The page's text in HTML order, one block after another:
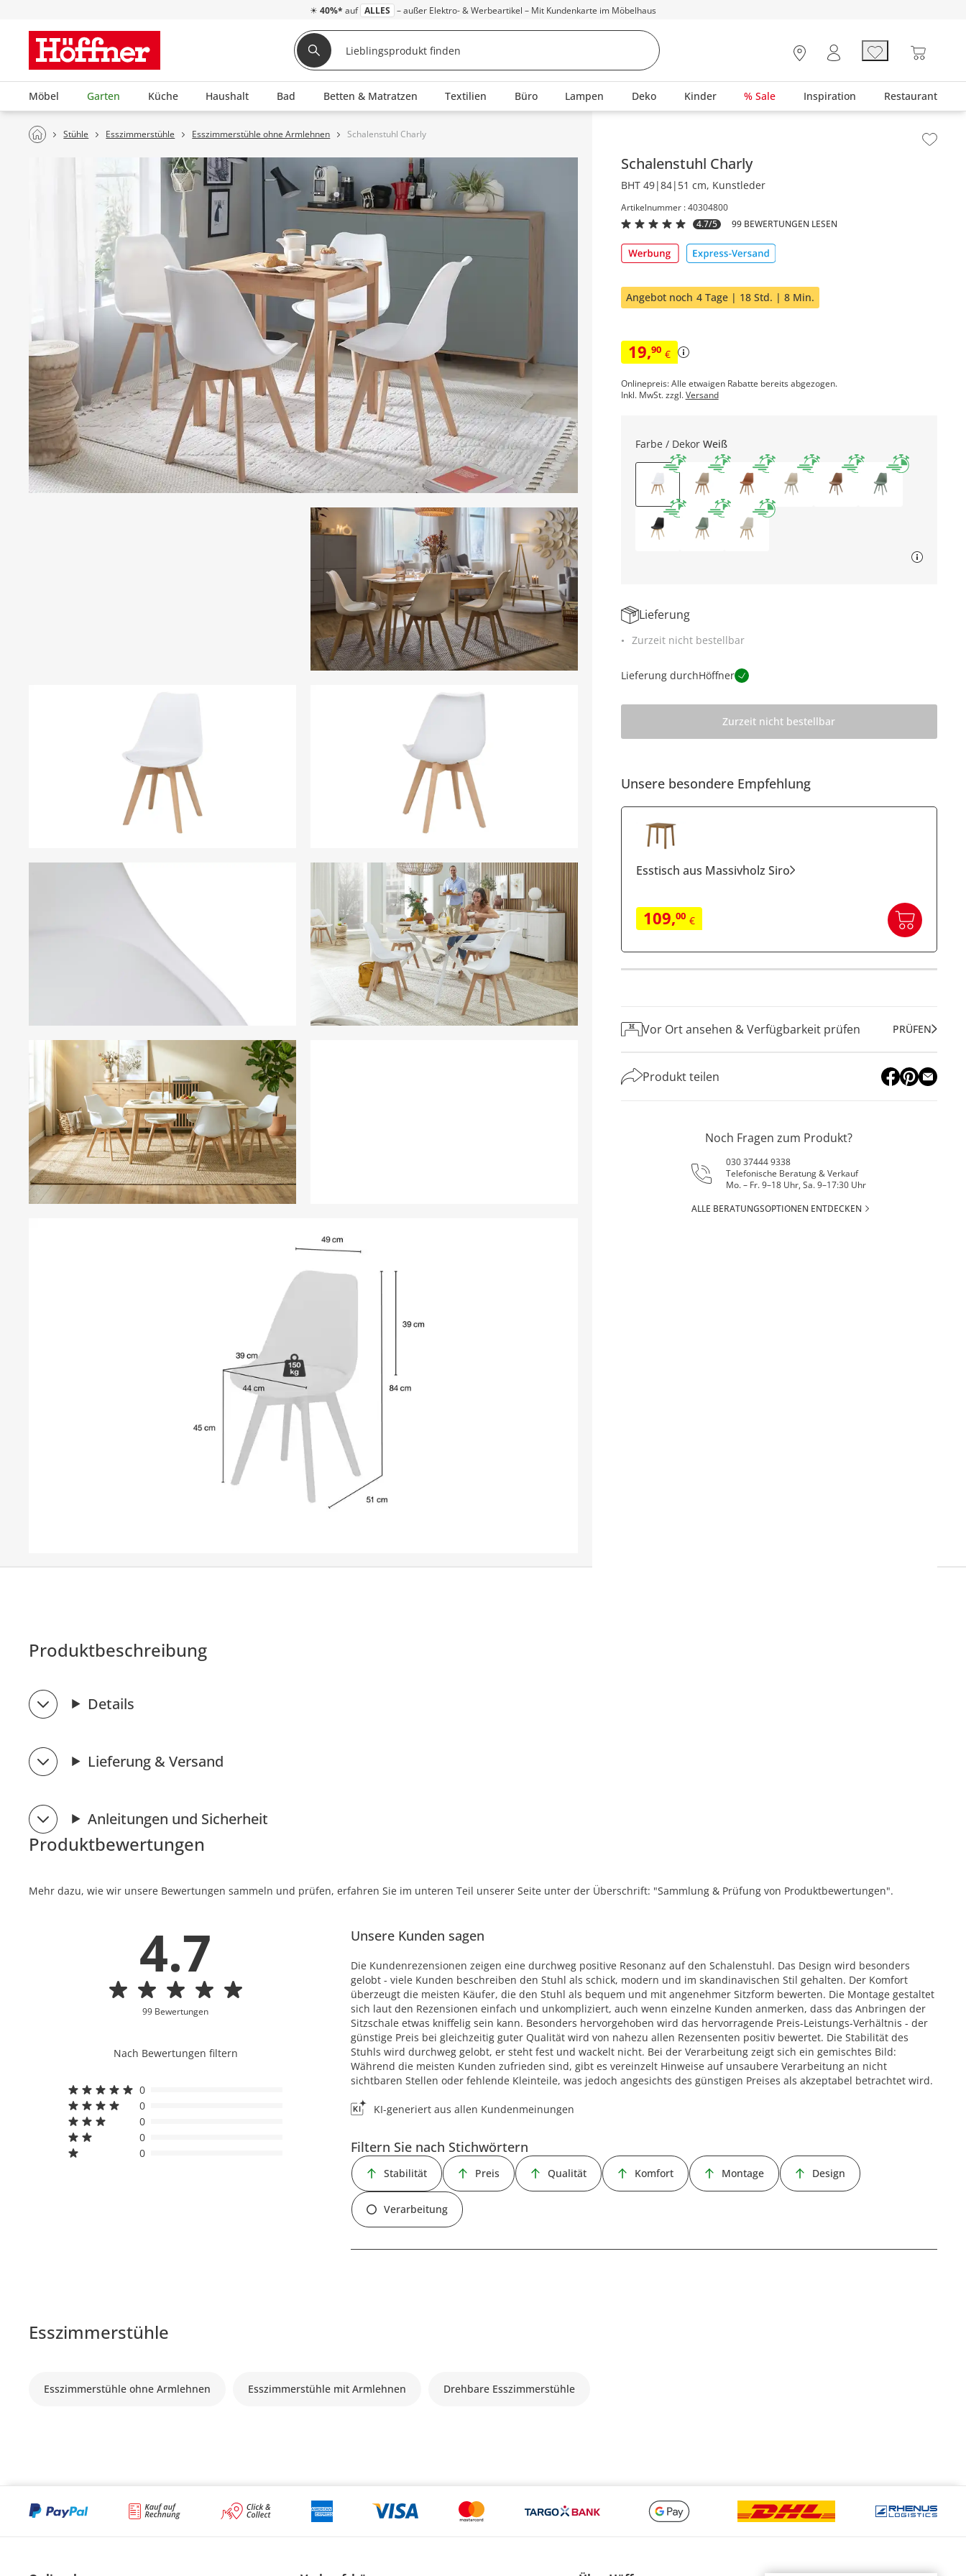
☀ 40%* auf ALLES – außer Elektro- & Werbeartikel – Mit Kundenkarte im Möbelhaus
Möbel Garten Küche Haushalt Bad Betten & Matratzen Textilien Büro Lampen Deko Kinder % Sale Inspiration Restaurant
Stühle Esszimmerstühle Esszimmerstühle ohne Armlehnen Schalenstuhl Charly
Schalenstuhl Charly
BHT 49|84|51 cm, Kunstleder
Artikelnummer : 40304800
4.7/5
99 BEWERTUNGEN LESEN
Angebot noch 4 Tage | 18 Std. | 8 Min.
19,90 €
Onlinepreis: Alle etwaigen Rabatte bereits abgezogen.
Inkl. MwSt. zzgl.Versand
Farbe / Dekor Weiß
Lieferung
Zurzeit nicht bestellbar
Lieferung durchHöffner
Zurzeit nicht bestellbar
Unsere besondere Empfehlung
Esstisch aus Massivholz Siro
109,00 €
Vor Ort ansehen & Verfügbarkeit prüfen PRÜFEN
Produkt teilen
Noch Fragen zum Produkt?
030 37444 9338
Telefonische Beratung & Verkauf
Mo. – Fr. 9–18 Uhr, Sa. 9–17:30 Uhr
ALLE BERATUNGSOPTIONEN ENTDECKEN
Produktbeschreibung
Details
Lieferung & Versand
Anleitungen und Sicherheit
Produktbewertungen
Mehr dazu, wie wir unsere Bewertungen sammeln und prüfen, erfahren Sie im unteren Teil unserer Seite unter der Überschrift: "Sammlung & Prüfung von Produktbewertungen".
4.7
99 Bewertungen
Nach Bewertungen filtern
0
0
0
0
0
Unsere Kunden sagen
Die Kundenrezensionen zeigen eine durchweg positive Resonanz auf den Schalenstuhl. Das Design wird besonders
gelobt - viele Kunden beschreiben den Stuhl als schick, modern und im skandinavischen Stil gehalten. Der Komfort
überzeugt die meisten Käufer, die den Stuhl als bequem und mit angenehmer Sitzform bewerten. Die Montage gestaltet
sich laut den Rezensionen einfach und unkompliziert, auch wenn einzelne Kunden anmerken, dass das Anbringen der
Sitzschale etwas kniffelig sein kann. Besonders hervorgehoben wird das hervorragende Preis-Leistungs-Verhältnis - der
günstige Preis bei gleichzeitig guter Qualität wird von nahezu allen Rezensenten positiv bewertet. Die Stabilität des
Stuhls wird durchweg gelobt, er steht fest und wackelt nicht. Bei der Verarbeitung zeigt sich ein gemischtes Bild:
Während die meisten Kunden zufrieden sind, gibt es vereinzelt Hinweise auf unsaubere Verarbeitung an nicht
sichtbaren Stellen oder fehlende Kleinteile, was jedoch angesichts des günstigen Preises als akzeptabel betrachtet wird.
KI-generiert aus allen Kundenmeinungen
Filtern Sie nach Stichwörtern
Stabilität Preis Qualität Komfort Montage Design
Verarbeitung
Esszimmerstühle
Esszimmerstühle ohne Armlehnen Esszimmerstühle mit Armlehnen Drehbare Esszimmerstühle